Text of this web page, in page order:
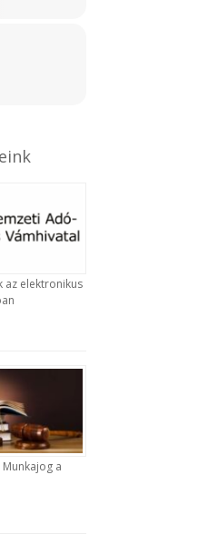
az elektronikus
Munkajog a